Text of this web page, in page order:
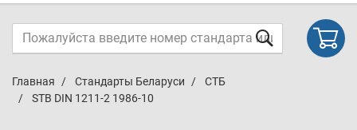
Главная Стандарты Беларуси
СТБ
STB DIN 1211-2 1986-10